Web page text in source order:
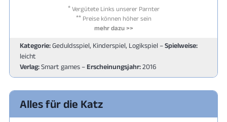
*Vergütete Links unserer Parnter
**Preise können höher sein
mehr dazu >>
Kategorie:Geduldsspiel, Kinderspiel, Logikspiel –Spielweise:
leicht
Verlag:Smart games – Erscheinungsjahr:2016
Alles für die Katz